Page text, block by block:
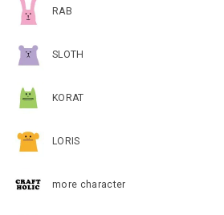
RAB
SLOTH
KORAT
LORIS
more character